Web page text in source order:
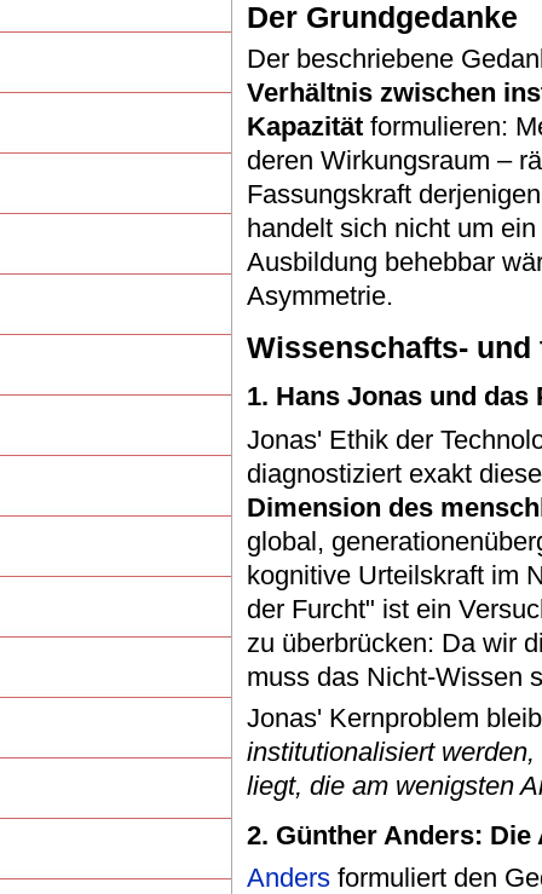
Der Grundgedanke
Der beschriebene
Verhältnis zwischen
Kapazität formulieren:
deren Wirkungsraum –
Fassungskraft
handelt sich nicht um
Ausbildung behebbar
Asymmetrie.
Wissenschafts-
1. Hans Jonas und
Jonas' Ethik der
diagnostiziert exakt
Dimension des
global,
kognitive Urteilskraft im
der Furcht" ist ein
zu überbrücken: Da wir
muss das Nicht-Wissen
Jonas' Kernproblem
institutionalisiert
liegt, die am wenigsten
2. Günther Anders:
Anders formuliert den